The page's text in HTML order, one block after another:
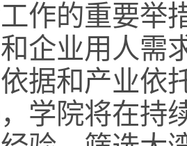
作的重要举
企业用人需
据和产业依
学院将在持